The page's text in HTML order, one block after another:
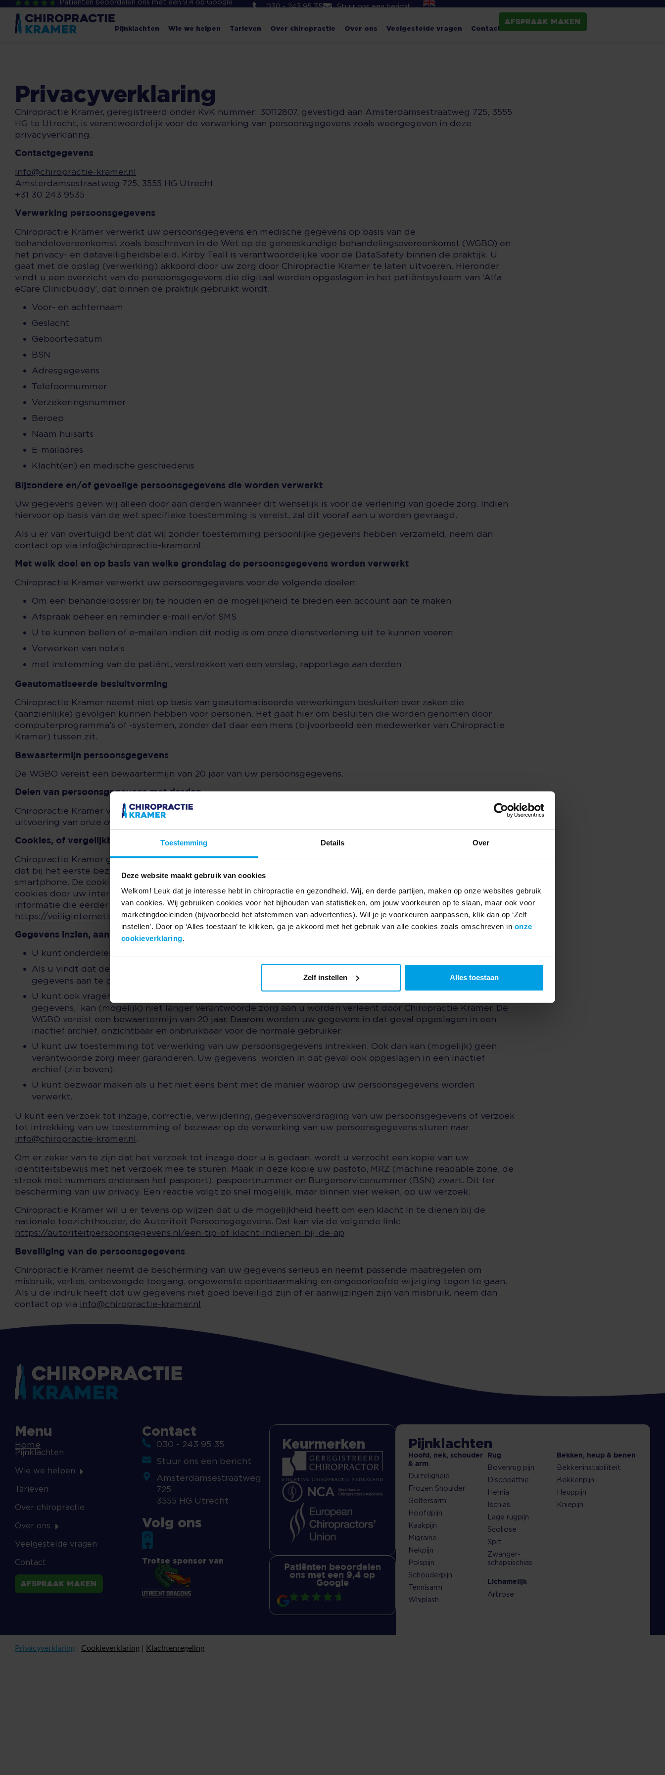
Toestemming Details Over
Deze website maakt gebruik van cookies
Welkom! Leuk dat je interesse hebt in chiropractie en gezondheid. Wij, en derde partijen, maken op onze websites gebruik
van cookies. Wij gebruiken cookies voor het bijhouden van statistieken, om jouw voorkeuren op te slaan, maar ook voor
marketingdoeleinden (bijvoorbeeld het afstemmen van advertenties). Wil je je voorkeuren aanpassen, klik dan op ‘Zelf
instellen’. Door op ‘Alles toestaan’ te klikken, ga je akkoord met het gebruik van alle cookies zoals omschreven in onze
cookieverklaring.
Zelf instellen Alles toestaan
Patiënten beoordelen ons met een 9,4 op Google
030 - 243 95 35 Stuur ons een bericht
Pijnklachten Wie we helpen Tarieven Over chiropractie Over ons Veelgestelde vragen Contact
Afspraak maken
Privacyverklaring
Chiropractie Kramer, geregistreerd onder KvK nummer: 30112807, gevestigd aan Amsterdamsestraatweg 725, 3555
HG te Utrecht, is verantwoordelijk voor de verwerking van persoonsgegevens zoals weergegeven in deze
privacyverklaring.
Contactgegevens
info@chiropractie-kramer.nl
Amsterdamsestraatweg 725, 3555 HG Utrecht
+31 30 243 9535
Verwerking persoonsgegevens
Chiropractie Kramer verwerkt uw persoonsgegevens en medische gegevens op basis van de
behandelovereenkomst zoals beschreven in de Wet op de geneeskundige behandelingsovereenkomst (WGBO) en
het privacy- en dataveiligheidsbeleid. Kirby Teall is verantwoordelijke voor de DataSafety binnen de praktijk. U
gaat met de opslag (verwerking) akkoord door uw zorg door Chiropractie Kramer te laten uitvoeren. Hieronder
vindt u een overzicht van de persoonsgegevens die digitaal worden opgeslagen in het patiëntsysteem van ‘Alfa
eCare Clinicbuddy’, dat binnen de praktijk gebruikt wordt.
Voor- en achternaam
Geslacht
Geboortedatum
BSN
Adresgegevens
Telefoonnummer
Verzekeringsnummer
Beroep
Naam huisarts
E-mailadres
Klacht(en) en medische geschiedenis
Bijzondere en/of gevoelige persoonsgegevens die worden verwerkt
Uw gegevens geven wij alleen door aan derden wanneer dit wenselijk is voor de verlening van goede zorg. Indien
hiervoor op basis van de wet specifieke toestemming is vereist, zal dit vooraf aan u worden gevraagd.
Als u er van overtuigd bent dat wij zonder toestemming persoonlijke gegevens hebben verzameld, neem dan
contact op via info@chiropractie-kramer.nl
Met welk doel en op basis van welke grondslag de persoonsgegevens worden verwerkt
Chiropractie Kramer verwerkt uw persoonsgegevens voor de volgende doelen:
Om een behandeldossier bij te houden en de mogelijkheid te bieden een account aan te maken
Afspraak beheer en reminder e-mail en/of SMS
U te kunnen bellen of e-mailen indien dit nodig is om onze dienstverlening uit te kunnen voeren
Verwerken van nota’s
met instemming van de patiënt, verstrekken van een verslag, rapportage aan derden
Geautomatiseerde besluitvorming
Chiropractie Kramer neemt niet op basis van geautomatiseerde verwerkingen besluiten over zaken die
(aanzienlijke) gevolgen kunnen hebben voor personen. Het gaat hier om besluiten die worden genomen door
computerprogramma’s of -systemen, zonder dat daar een mens (bijvoorbeeld een medewerker van Chiropractie
Kramer) tussen zit.
Bewaartermijn persoonsgegevens
De WGBO vereist een bewaartermijn van 20 jaar van uw persoonsgegevens.
Delen van persoonsgegevens met derden
Chiropractie Kramer verstrekt uitsluitend met uw toestemming aan derden en alleen als dit nodig is voor de
uitvoering van onze overeenkomst met u of om te voldoen aan een wettelijke verplichting.
Cookies, of vergelijkbare technieken, die gebruikt worden
Chiropractie Kramer gebruikt functionele, analytische en tracking cookies. Een cookie is een klein tekstbestand
dat bij het eerste bezoek aan deze website wordt opgeslagen in de browser van uw computer, tablet of
smartphone. De cookies die worden gebruikt kunt u vinden in de cookieverklaring. U kunt zich afmelden voor
cookies door uw internetbrowser zo in te stellen dat deze geen cookies meer opslaat. Daarnaast kunt u ook alle
informatie die eerder is opgeslagen via de instellingen van uw browser verwijderen. Zie voor een toelichting:
https://veiliginternetten.nl/wat-zijn-cookies/
Gegevens inzien, aanpassen of verwijderen
U kunt onderdelen van uw persoonsgegevens bekijken. Stuurt u dan een schriftelijk verzoek.
Als u vindt dat de gegevens die van u zijn opgeslagen niet correct zijn, mag u schriftelijk vragen om uw
gegevens aan te passen.
U kunt ook vragen om uw persoonsgegevens te wissen. Indien over gegaan wordt tot verwijdering van deze
gegevens, kan (mogelijk) niet langer verantwoorde zorg aan u worden verleent door Chiropractie Kramer. De
WGBO vereist een bewaartermijn van 20 jaar. Daarom worden uw gegevens in dat geval opgeslagen in een
inactief archief, onzichtbaar en onbruikbaar voor de normale gebruiker.
U kunt uw toestemming tot verwerking van uw persoonsgegevens intrekken. Ook dan kan (mogelijk) geen
verantwoorde zorg meer garanderen. Uw gegevens worden in dat geval ook opgeslagen in een inactief
archief (zie boven).
U kunt bezwaar maken als u het niet eens bent met de manier waarop uw persoonsgegevens worden
verwerkt.
U kunt een verzoek tot inzage, correctie, verwijdering, gegevensoverdraging van uw persoonsgegevens of verzoek
tot intrekking van uw toestemming of bezwaar op de verwerking van uw persoonsgegevens sturen naar
info@chiropractie-kramer.nl .
Om er zeker van te zijn dat het verzoek tot inzage door u is gedaan, wordt u verzocht een kopie van uw
identiteitsbewijs met het verzoek mee te sturen. Maak in deze kopie uw pasfoto, MRZ (machine readable zone, de
strook met nummers onderaan het paspoort), paspoortnummer en Burgerservicenummer (BSN) zwart. Dit ter
bescherming van uw privacy. Een reactie volgt zo snel mogelijk, maar binnen vier weken, op uw verzoek.
Chiropractie Kramer wil u er tevens op wijzen dat u de mogelijkheid heeft om een klacht in te dienen bij de
nationale toezichthouder, de Autoriteit Persoonsgegevens. Dat kan via de volgende link:
https://autoriteitpersoonsgegevens.nl/een-tip-of-klacht-indienen-bij-de-ap
Beveiliging van de persoonsgegevens
Chiropractie Kramer neemt de bescherming van uw gegevens serieus en neemt passende maatregelen om
misbruik, verlies, onbevoegde toegang, ongewenste openbaarmaking en ongeoorloofde wijziging tegen te gaan.
Als u de indruk heeft dat uw gegevens niet goed beveiligd zijn of er aanwijzingen zijn van misbruik, neem dan
contact op via info@chiropractie-kramer.nl
Menu
Home
Pijnklachten
Wie we helpen
Tarieven
Over chiropractie
Over ons
Veelgestelde vragen
Contact
Afspraak maken
Contact
030 - 243 95 35
Stuur ons een bericht
Amsterdamsestraatweg
725
3555 HG Utrecht
Volg ons
Trotse sponsor van
Keurmerken
Patiënten beoordelen
ons met een 9,4 op
Google
Pijnklachten
Hoofd, nek, schouder
& arm
Duizeligheid
Frozen Shoulder
Golfersarm
Hoofdpijn
Kaakpijn
Migraine
Nekpijn
Polspijn
Schouderpijn
Tennisarm
Whiplash
Rug
Bovenrug pijn
Discopathie
Hernia
Ischias
Lage rugpijn
Scoliose
Spit
Zwanger-
schapsischias
Lichamelijk
Artrose
Bekken, heup & benen
Bekkeninstabiliteit
Bekkenpijn
Heuppijn
Kniepijn
Privacyverklaring Cookieverklaring Klachtenregeling